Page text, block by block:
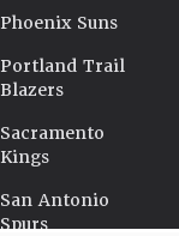
Phoenix Suns
Portland Trail
Blazers
Sacramento
Kings
San Antonio
Spurs